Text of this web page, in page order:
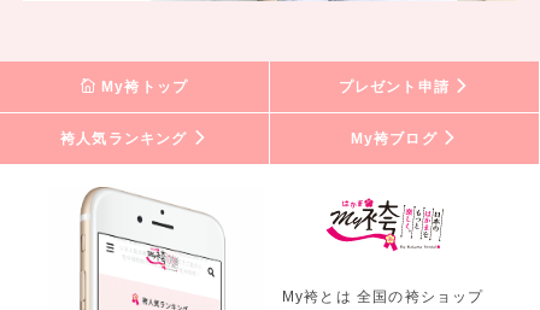
My袴トップ プレゼント申請
袴人気ランキング My袴ブログ
My袴とは 全国の袴ショップ